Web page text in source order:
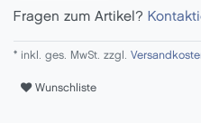
Fragen zum Artikel?
* inkl. ges. MwSt. zzgl.
Wunschliste